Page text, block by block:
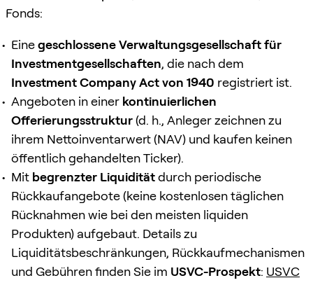
Fonds:
Einegeschlossene Verwaltungsgesellschaft für
Investmentgesellschaften, die nach dem
Investment Company Act von 1940 registriert ist.
Angeboten in einer kontinuierlichen
Offerierungsstruktur(d. h., Anleger zeichnen zu
ihrem Nettoinventarwert (NAV) und kaufen keinen
öffentlich gehandelten Ticker).
Mit begrenzter Liquiditätdurch periodische
Rückkaufangebote (keine kostenlosen täglichen
Rücknahmen wie bei den meisten liquiden
Produkten) aufgebaut. Details zu
Liquiditätsbeschränkungen, Rückkaufmechanismen
und Gebühren finden Sie im USVC-Prospekt: USVC